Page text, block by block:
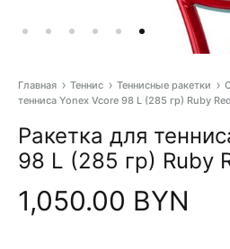
Главная Теннис Теннисные ракетки
тенниса Yonex Vcore 98 L (285 гр) Ruby Red
Ракетка для
98 L (285 гр) Ruby
1,050.00 BYN